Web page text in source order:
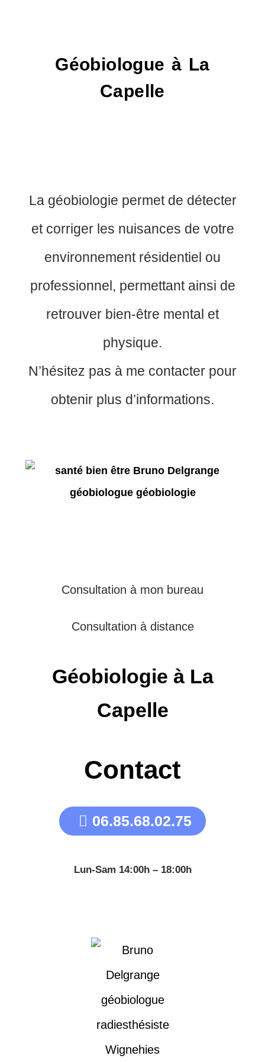
Géobiologue à La
Capelle
La géobiologie permet de détecter
et corriger les nuisances de votre
environnement résidentiel ou
professionnel, permettant ainsi de
retrouver bien-être mental et
physique.
N’hésitez pas à me contacter pour
obtenir plus d’informations.
Consultation à mon bureau
Consultation à distance
Géobiologie à La
Capelle
Contact
06.85.68.02.75
Lun-Sam 14:00h – 18:00h